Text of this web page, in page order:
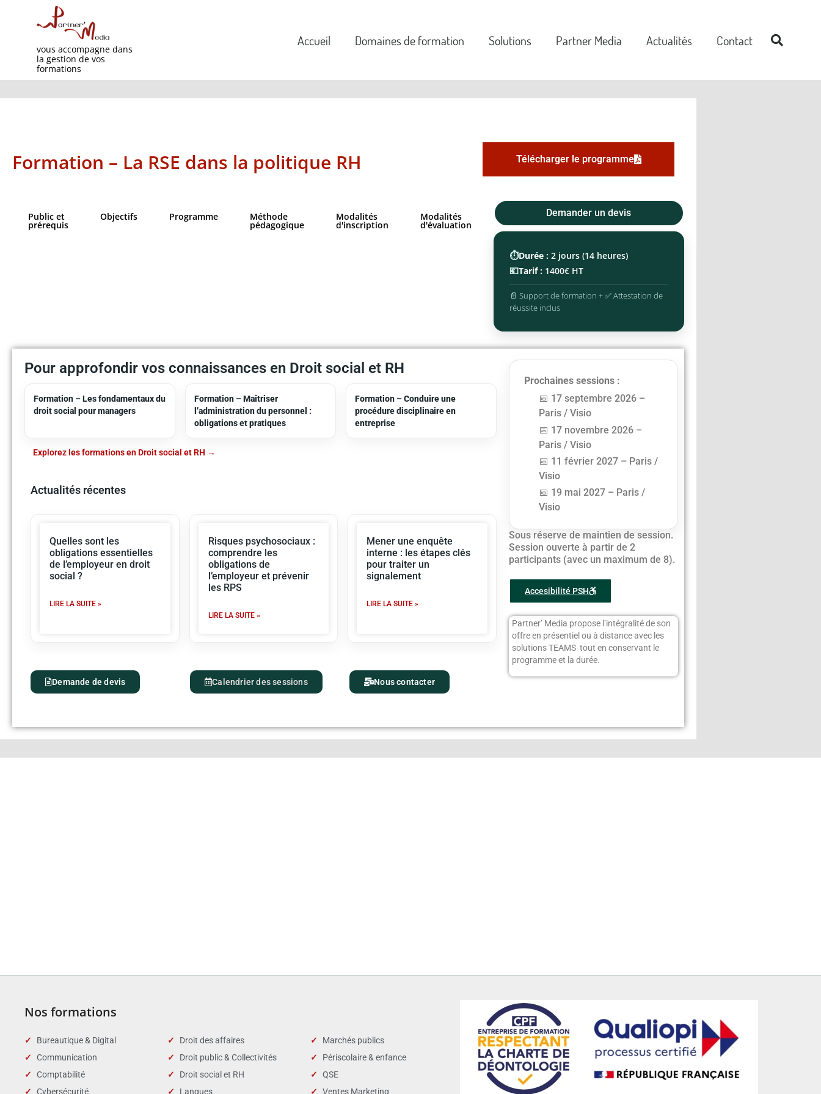
vous accompagne dans
la gestion de vos
formations
Accueil Domaines de formation Solutions Partner Media Actualités Contact
Formation – La RSE dans la politique RH Télécharger le programme
Public et
prérequis
Objectifs​ Programme Méthode
pédagogique
Modalités
d'inscription
Modalités
d'évaluation
Demander un devis
⏱️Durée : 2 jours (14 heures)
💶Tarif : 1400€ HT
📄 Support de formation + ✅ Attestation de
réussite inclus
Pour approfondir vos connaissances en Droit social et RH
Formation – Les fondamentaux du
droit social pour managers
Formation – Maîtriser
l’administration du personnel :
obligations et pratiques
Formation – Conduire une
procédure disciplinaire en
entreprise
Explorez les formations en Droit social et RH
Actualités récentes
Quelles sont les
obligations essentielles
de l’employeur en droit
social ?
LIRE LA SUITE »
Risques psychosociaux :
comprendre les
obligations de
l’employeur et prévenir
les RPS
LIRE LA SUITE »
Mener une enquête
interne : les étapes clés
pour traiter un
signalement
LIRE LA SUITE »
Demande de devis Calendrier des sessions Nous contacter
Prochaines sessions :
17 septembre 2026 –
Paris / Visio
17 novembre 2026 –
Paris / Visio
11 février 2027 – Paris /
Visio
19 mai 2027 – Paris /
Visio
Sous réserve de maintien de session.
Session ouverte à partir de 2
participants (avec un maximum de 8).
Accesibilité PSH
Partner’ Media propose l’intégralité de son
offre en présentiel ou à distance avec les
solutions TEAMS tout en conservant le
programme et la durée.
Nos formations
Bureautique & Digital
Communication
Comptabilité
Cybersécurité
Droit des affaires
Droit public & Collectivités
Droit social et RH
Langues
Marchés publics
Périscolaire & enfance
QSE
Ventes Marketing